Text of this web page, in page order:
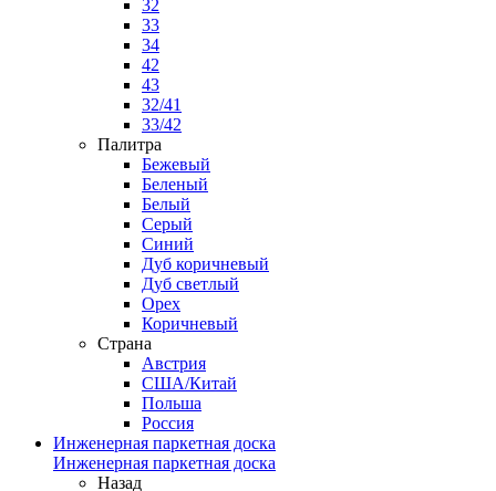
32
33
34
42
43
32/41
33/42
Палитра
Бежевый
Беленый
Белый
Серый
Синий
Дуб коричневый
Дуб светлый
Орех
Коричневый
Страна
Австрия
США/Китай
Польша
Россия
Инженерная паркетная доска
Инженерная паркетная доска
Назад